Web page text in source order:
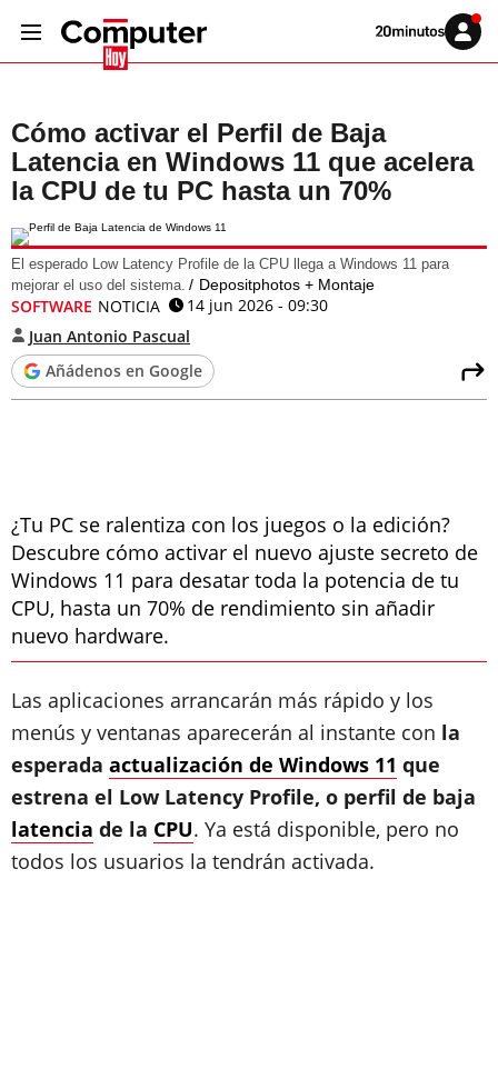
Volver
Iniciar
sesión
Cómo activar el Perfil de Baja
Latencia en Windows 11 que acelera
la CPU de tu PC hasta un 70%
El esperado Low Latency Profile de la CPU llega a Windows 11 para
mejorar el uso del sistema.
Depositphotos + Montaje
SOFTWARE NOTICIA
14 jun 2026 - 09:30
Juan Antonio Pascual
Añádenos en Google
¿Tu PC se ralentiza con los juegos o la edición?
Descubre cómo activar el nuevo ajuste secreto de
Windows 11 para desatar toda la potencia de tu
CPU, hasta un 70% de rendimiento sin añadir
nuevo hardware.
Las aplicaciones arrancarán más rápido y los
menús y ventanas aparecerán al instante con la
esperada actualización de Windows 11 que
estrena el Low Latency Profile, o perfil de baja
latencia de la CPU. Ya está disponible, pero no
todos los usuarios la tendrán activada.